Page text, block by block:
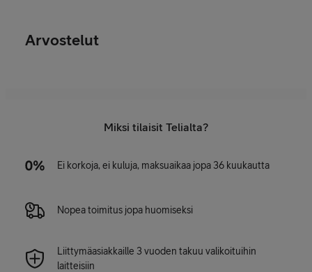
Arvostelut
Miksi tilaisit Telialta?
Ei korkoja, ei kuluja, maksuaikaa jopa 36 kuukautta
Nopea toimitus jopa huomiseksi
Liittymäasiakkaille 3 vuoden takuu valikoituihin
laitteisiin